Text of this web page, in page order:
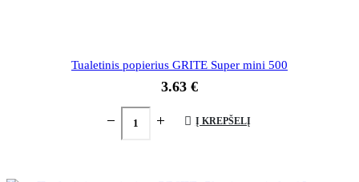
Tualetinis popierius GRITE Super mini 500
3.63 €
Į KREPŠELĮ